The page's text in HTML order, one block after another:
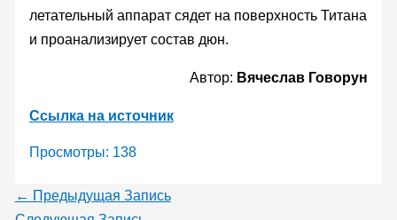
летательный аппарат сядет на поверхность Титана
и проанализирует состав дюн.
Автор: Вячеслав Говорун
Ссылка на источник
Просмотры: 138
← Предыдущая Запись